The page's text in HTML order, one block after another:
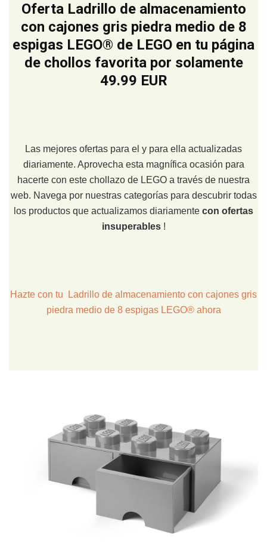
Oferta Ladrillo de almacenamiento
con cajones gris piedra medio de 8
espigas LEGO® de LEGO en tu página
de chollos favorita por solamente
49.99 EUR
Las mejores ofertas para el y para ella actualizadas
diariamente. Aprovecha esta magnífica ocasión para
hacerte con este chollazo de LEGO a través de nuestra
web. Navega por nuestras categorías para descubrir todas
los productos que actualizamos diariamente con ofertas
insuperables!
Hazte con tu Ladrillo de almacenamiento con cajones gris
piedra medio de 8 espigas LEGO® ahora